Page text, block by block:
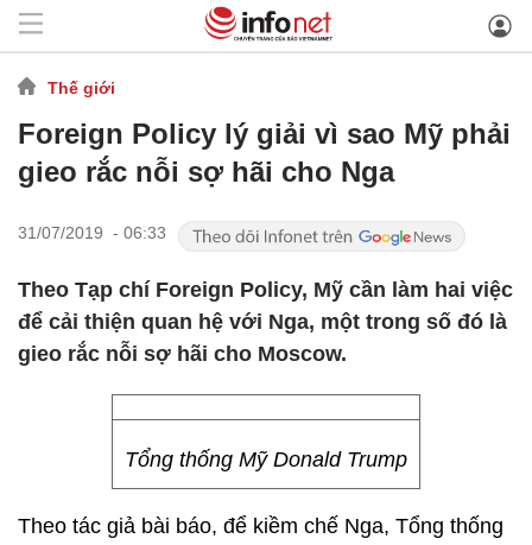
Thế giới
Foreign Policy lý giải vì sao Mỹ phải
gieo rắc nỗi sợ hãi cho Nga
31/07/2019 - 06:33
Theo Tạp chí Foreign Policy, Mỹ cần làm hai việc
để cải thiện quan hệ với Nga, một trong số đó là
gieo rắc nỗi sợ hãi cho Moscow.
Tổng thống Mỹ Donald Trump
Theo tác giả bài báo, để kiềm chế Nga, Tổng thống